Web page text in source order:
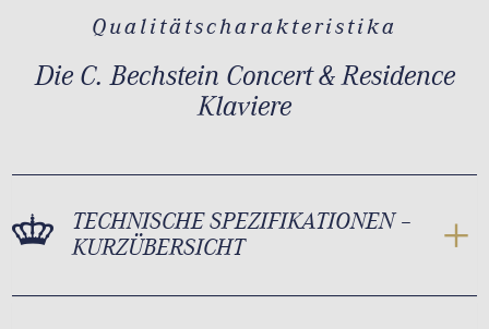
Qualitätscharakteristika
Die C. Bechstein Concert & Residence
Klaviere
TECHNISCHE SPEZIFIKATIONEN –
KURZÜBERSICHT